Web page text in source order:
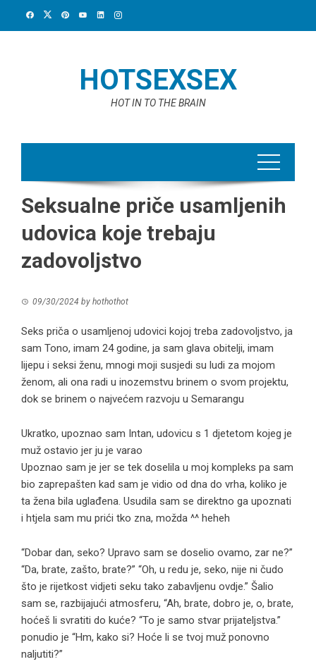
HOTSEXSEX
HOT IN TO THE BRAIN
Seksualne priče usamljenih
udovica koje trebaju
zadovoljstvo
09/30/2024 by hothothot
Seks priča o usamljenoj udovici kojoj treba zadovoljstvo, ja
sam Tono, imam 24 godine, ja sam glava obitelji, imam
lijepu i seksi ženu, mnogi moji susjedi su ludi za mojom
ženom, ali ona radi u inozemstvu brinem o svom projektu,
dok se brinem o najvećem razvoju u Semarangu
Ukratko, upoznao sam Intan, udovicu s 1 djetetom kojeg je
muž ostavio jer ju je varao
Upoznao sam je jer se tek doselila u moj kompleks pa sam
bio zaprepašten kad sam je vidio od dna do vrha, koliko je
ta žena bila uglađena. Usudila sam se direktno ga upoznati
i htjela sam mu prići tko zna, možda ^^ heheh
“Dobar dan, seko? Upravo sam se doselio ovamo, zar ne?”
“Da, brate, zašto, brate?” “Oh, u redu je, seko, nije ni čudo
što je rijetkost vidjeti seku tako zabavljenu ovdje.” Šalio
sam se, razbijajući atmosferu, “Ah, brate, dobro je, o, brate,
hoćeš li svratiti do kuće? “To je samo stvar prijateljstva.”
ponudio je “Hm, kako si? Hoće li se tvoj muž ponovno
naljutiti?”